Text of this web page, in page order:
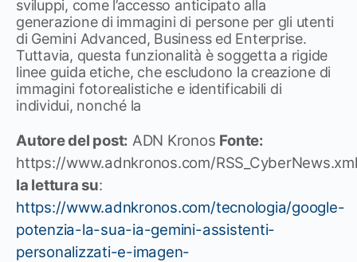
sviluppi, come l’accesso anticipato alla
generazione di immagini di persone per gli utenti
di Gemini Advanced, Business ed Enterprise.
Tuttavia, questa funzionalità è soggetta a rigide
linee guida etiche, che escludono la creazione di
immagini fotorealistiche e identificabili di
individui, nonché la
Autore del post: ADN Kronos Fonte:
https://www.adnkronos.com/
la lettura su:
https://www.adnkronos.com/tecnologia/google-
potenzia-la-sua-ia-gemini-assistenti-
personalizzati-e-imagen-